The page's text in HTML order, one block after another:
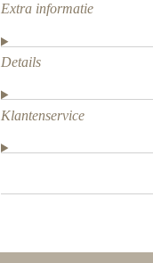
Extra informatie
Details
Klantenservice